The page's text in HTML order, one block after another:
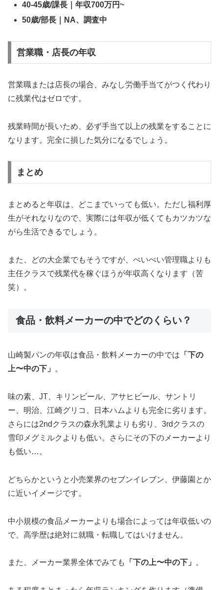
40-45歳/課長｜年収700万円~
50歳/部長｜NA、調査中
営業職・店長の年収
営業職または店長の場合、みなし労働手当てがつく代わり
に残業代はゼロです。
残業時間が長いため、必ず手当て以上の残業をすることに
なります。完全に損した気分になるでしょう。
まとめ
まとめると年収は、どこまでいっても低い。ただし福利厚
生がそれなりなので、実際には年収が低くてもカツカツな
がら生活できるでしょう。
また、どの大企業でもそうですが、ぺいぺい管理職よりも
主任クラスで残業代を稼ぐほうが年収高くなります（苦
笑）。
食品・飲料メーカーの中でどのくらい？
山崎製パンの年収は食品・飲料メーカーの中では 「下の
上〜中の下」
。
味の素、JT、キリンビール、アサヒビール、サントリ
ー、明治、江崎グリコ、日本ハムよりも完全に劣ります。
さらには2ndクラスの森永乳業よりも劣り、3rdクラスの
雪印メグミルクよりも低い。さらにその下のメーカーより
も低い…。
どちらかというと小売業界のセブンイレブン、伊藤園とか
に近いイメージです。
中小規模の食品メーカーよりも場合によっては年収低いの
で、高学歴は絶対に就職・転職してはいけません。
また、メーカー業界全体でみても 「下の上〜中の下」 。